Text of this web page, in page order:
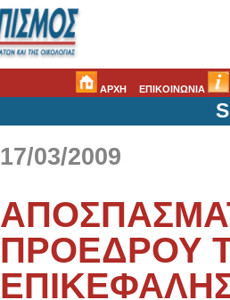
ΑΡΧΗ ΕΠΙΚΟΙΝΩΝΙΑ
17/03/2009
ΠΡΟΕΔΡΟΥ